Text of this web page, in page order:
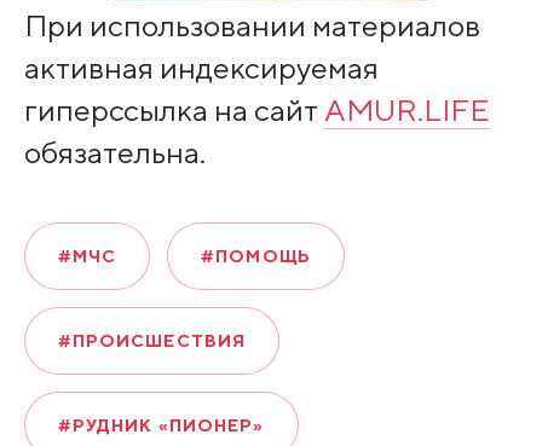
При использовании материалов
активная индексируемая
гиперссылка на сайт AMUR.LIFE
обязательна.
#МЧС #ПОМОЩЬ
#ПРОИСШЕСТВИЯ
#РУДНИК «ПИОНЕР»